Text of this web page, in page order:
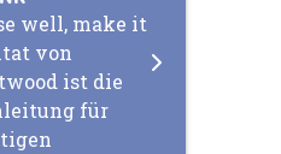
well, make it
von
ist die
für